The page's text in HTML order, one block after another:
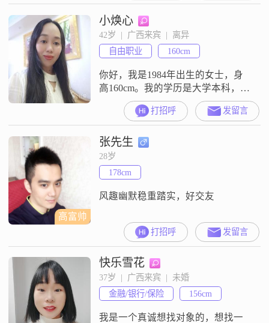
小焕心
42岁  |  广西来宾  |  离异
自由职业
160cm
你好，我是1984年出生的女士，身
高160cm。我的学历是大学本科，现
在工作地在来宾，月收入在3000元
以下。我的性格是温柔体贴，善解
人意，独立自信，细腻敏感，真诚
可靠。在生活中，我是一个享受慢
节奏的人。我的爱好是音乐欣赏，
也是舞蹈爱好者。对于感情，我认
为两个人相处最重要的是互相尊
重，我向往细水长流的感情。我希
打招呼 发留言
高富帅
张先生
28岁
178cm
风趣幽默稳重踏实，好交友
打招呼 发留言
快乐雪花
37岁  |  广西来宾  |  未婚
金融/银行/保险
156cm
我是一个真诚想找对象的，想找一